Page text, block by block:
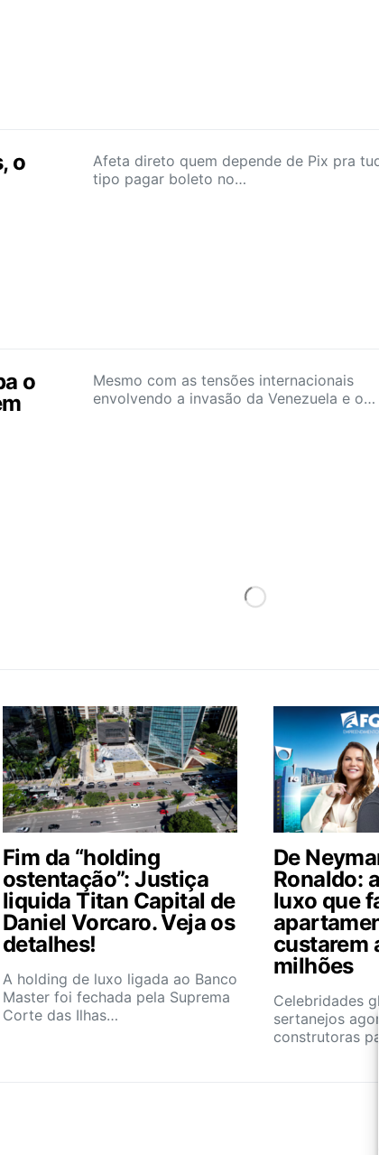
o
Afeta direto quem depende de Pix pra
tipo pagar boleto no…
o
Mesmo com as tensões internacionais
envolvendo a invasão da Venezuela e o…
Fim da “holding
ostentação”: Justiça
liquida Titan Capital de
Daniel Vorcaro. Veja os
detalhes!
A holding de luxo ligada ao Banco
Master foi fechada pela Suprema
Corte das Ilhas…
De
Ronaldo:
luxo que
custarem
milhões
Celebridades
sertanejos
construtoras